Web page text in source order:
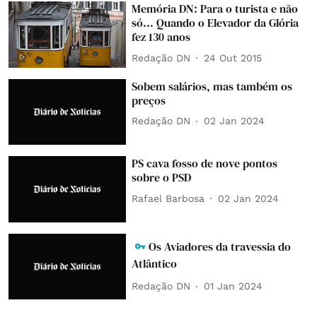
Memória DN: Para o turista e não
só... Quando o Elevador da Glória
fez 130 anos
Redação DN 24 Out 2015
Sobem salários, mas também os
preços
Redação DN 02 Jan 2024
PS cava fosso de nove pontos
sobre o PSD
Rafael Barbosa 02 Jan 2024
Os Aviadores da travessia do
Atlântico
Redação DN 01 Jan 2024